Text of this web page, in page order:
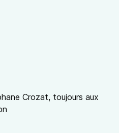
Crozat, toujours aux